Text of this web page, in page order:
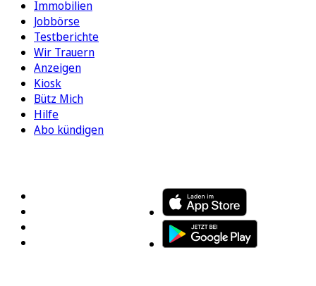
Immobilien
Jobbörse
Testberichte
Wir Trauern
Anzeigen
Kiosk
Bütz Mich
Hilfe
Abo kündigen